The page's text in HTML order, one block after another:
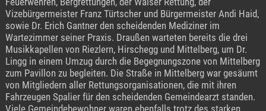
Vizebürgermeister Franz Türtscher und Bürgermeister Andi Haid,
sowie Dr. Erich Gantner den scheidenden Mediziner im
Wartezimmer seiner Praxis. Draußen warteten bereits die drei
Musikkapellen von Riezlern, Hirschegg und Mittelberg, um Dr.
Lingg in einem Umzug durch die Begegnungszone von Mittelberg
zum Pavillon zu begleiten. Die Straße in Mittelberg war gesäumt
von Mitgliedern aller Rettungsorganisationen, die mit ihren
Fahrzeugen Spalier für den scheidenden Gemeindearzt standen.